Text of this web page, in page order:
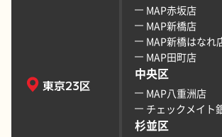
東京23区
MAP赤坂店
MAP新橋店
MAP新橋はなれ
MAP田町店
中央区
MAP八重洲店
チェックメイト
杉並区